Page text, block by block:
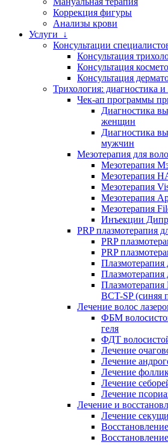
Коррекция фигуры
Анализы крови
Услуги ↓
Консультации
Консультация
Консультация
Консультация
Трихология: диагностика
Чек-ап программы
Диагностика
женщин
Диагностика
мужчин
Мезотерапия для
Мезотерапия
Мезотерапия
Мезотерапия
Мезотерапия
Мезотерапия
Инъекции
PRP плазмотерапия
PRP
PRP
Плазмотерапия
Плазмотерапия
BCT-SP (синяя
Лечение волос
ФБМ
геля
ФДТ
Лечение
Лечение
Лечение
Лечение
Лечение
Лечение и
Лечение